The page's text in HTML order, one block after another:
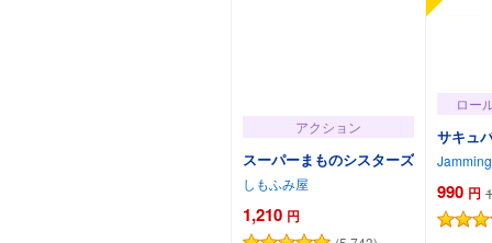
アクション
スーパーまものシスターズ
しもふみ屋
1,210 円
ロー
サキュ
990 円